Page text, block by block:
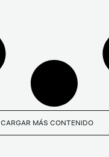
CARGAR MÁS CONTENIDO